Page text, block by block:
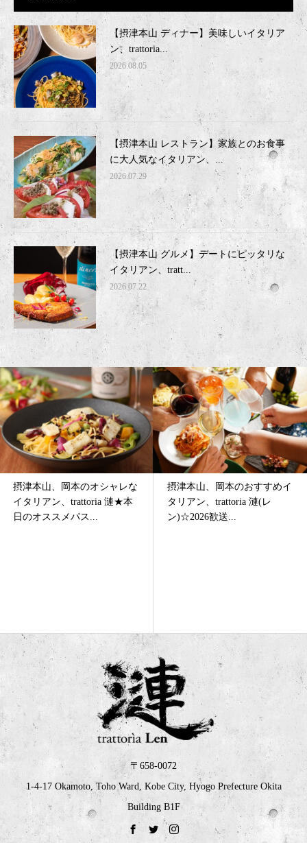
【摂津本山 ディナー】美味しいイタリア
ン、trattoria...
2026.08.05
【摂津本山 レストラン】家族とのお食事
に大人気なイタリアン、...
2026.07.29
【摂津本山 グルメ】デートにピッタリな
イタリアン、tratt...
2026.07.22
摂津本山、岡本のおすすめイ
タリアン、trattoria 漣(レ
ン)☆2026歓送...
摂津本山、岡本のグルメなイ
タリアン、trattoria 漣☆秋！
新スピードメニュ...
〒658-0072
1-4-17 Okamoto, Toho Ward, Kobe City, Hyogo Prefecture Okita
Building B1F